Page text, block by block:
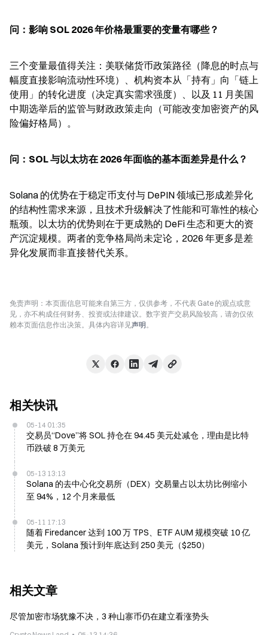
问：影响 SOL 2026 年价格最重要的变量有哪些？
三个变量最值得关注：美联储货币政策路径（降息的时点与
幅度直接影响流动性环境）、机构资本从「持有」向「链上
使用」的转化进度（决定真实需求强度）、以及 11 月美国
中期选举后的监管与财政政策走向（可能改变加密资产的风
险偏好格局）。
问：SOL 与以太坊在 2026 年面临的基本面差异是什么？
Solana 的优势在于稳定币支付与 DePIN 领域已形成差异化
的结构性需求来源，且技术升级解决了性能和可靠性的核心
瓶颈。以太坊的优势则在于更成熟的 DeFi 生态和更大的资
产沉淀规模。两者的竞争格局尚未定论，2026 年更多是差
异化发展而非直接替代关系。
免责声明：本页面信息可能来自第三方，仅供参考，不代表 Gate 的观点或意
见，亦不构成任何财务、投资或法律建议。数字资产交易风险较高，请勿仅依
赖本页面信息作出决策。具体内容详见声明。
相关快讯
05-14 01:35
交易员“Dove”将 SOL 持仓在 94.45 美元处减仓，理由是比特
币跌破 8 万美元
05-13 13:13
Solana 的去中心化交易所（DEX）交易量占以太坊比例缩小
至 94%，12 个月来最低
05-11 17:13
随着 Firedancer 达到 100 万 TPS、ETF AUM 规模突破 10 亿
美元，Solana 预计到年底达到 250 美元（$250）
相关文章
尽管加密市场犹豫不决，3 种山寨币仍在建立看涨势头